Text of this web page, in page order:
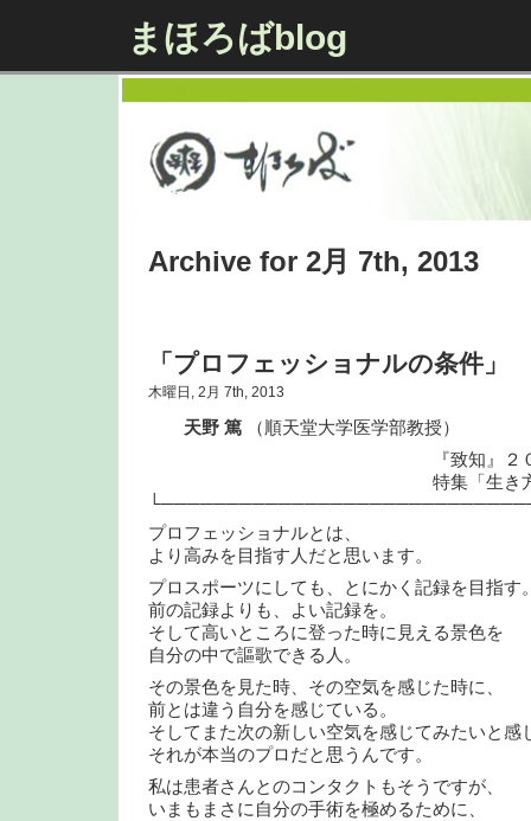
まほろばblog
Archive for 2月 7th, 2013
「プロフェッショナルの条件」
木曜日, 2月 7th, 2013
天野 篤
（順天堂大学医学部教授）
『致知』２０１３年
特集「生き方」
プロフェッショナルとは、
より高みを目指す人だと思います。
プロスポーツにしても、とにかく記録を目指す
前の記録よりも、よい記録を。
そして高いところに登った時に見える景色を
自分の中で謳歌できる人。
その景色を見た時、その空気を感じた時に、
前とは違う自分を感じている。
そしてまた次の新しい空気を感じてみたいと感
それが本当のプロだと思うんです。
私は患者さんとのコンタクトもそうですが、
いまもまさに自分の手術を極めるために、